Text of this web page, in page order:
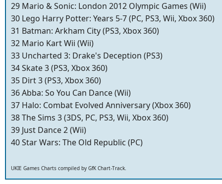
29 Mario & Sonic: London 2012 Olympic Games (Wii)
30 Lego Harry Potter: Years 5-7 (PC, PS3, Wii, Xbox 360)
31 Batman: Arkham City (PS3, Xbox 360)
32 Mario Kart Wii (Wii)
33 Uncharted 3: Drake's Deception (PS3)
34 Skate 3 (PS3, Xbox 360)
35 Dirt 3 (PS3, Xbox 360)
36 Abba: So You Can Dance (Wii)
37 Halo: Combat Evolved Anniversary (Xbox 360)
38 The Sims 3 (3DS, PC, PS3, Wii, Xbox 360)
39 Just Dance 2 (Wii)
40 Star Wars: The Old Republic (PC)
UKIE Games Charts compiled by GfK Chart-Track.